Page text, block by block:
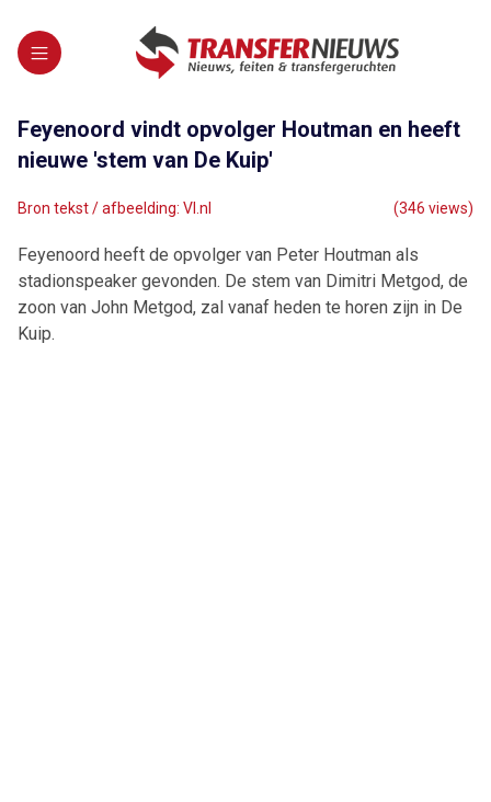
Feyenoord vindt opvolger Houtman en heeft
nieuwe 'stem van De Kuip'
Bron tekst / afbeelding: VI.nl (346 views)
Feyenoord heeft de opvolger van Peter Houtman als
stadionspeaker gevonden. De stem van Dimitri Metgod, de
zoon van John Metgod, zal vanaf heden te horen zijn in De
Kuip.